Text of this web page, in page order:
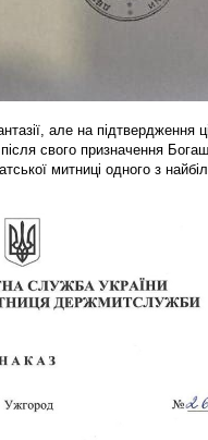
але на підтвердження
свого призначення
митниці одного з